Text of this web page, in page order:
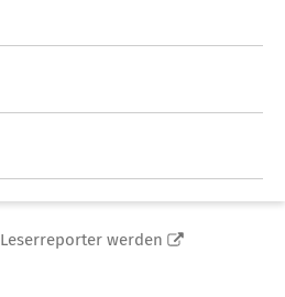
Leserreporter werden